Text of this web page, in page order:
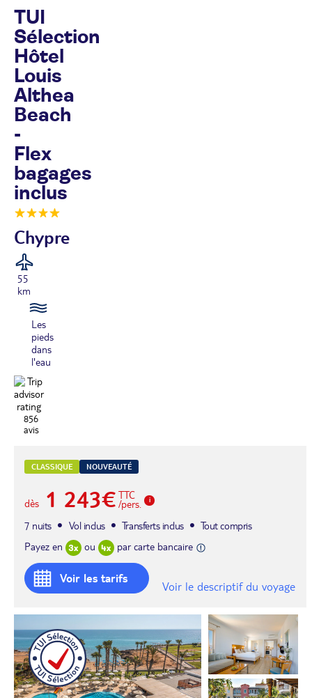
TUI
Sélection
Hôtel
Louis
Althea
Beach
-
Flex
bagages
inclus
Chypre
55
km
Les
pieds
dans
l'eau
856
avis
CLASSIQUE NOUVEAUTÉ
dès 1 243€ TTC
/pers.
7 nuits
Vol inclus Transferts inclus
Tout compris
Payez en
ou par carte bancaire
Voir les tarifs
Voir le descriptif du voyage